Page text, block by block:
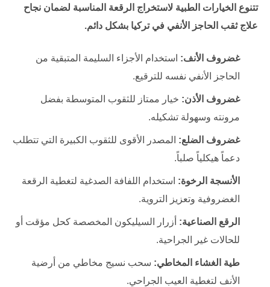
تتنوع الخيارات الطبية لاستخراج الرقعة المناسبة لضمان نجاح
علاج ثقب الحاجز الأنفي في تركيا بشكل دائم.
غضروف الأنف: استخدام الأجزاء السليمة المتبقية من
الحاجز الأنفي نفسه للترقيع.
غضروف الأذن: خيار ممتاز للثقوب المتوسطة بفضل
مرونته وسهولة تشكيله.
غضروف الضلع: المصدر الأقوى للثقوب الكبيرة التي تتطلب
دعماً هيكلياً صلباً.
الأنسجة الرخوة: استخدام اللفافة الصدغية لتغطية الرقعة
الغضروفية وتعزيز التروية.
الرقع الصناعية: أزرار السيليكون المخصصة كحل مؤقت أو
للحالات غير الجراحية.
طية الغشاء المخاطي: سحب نسيج مخاطي من أرضية
الأنف لتغطية العيب الجراحي.